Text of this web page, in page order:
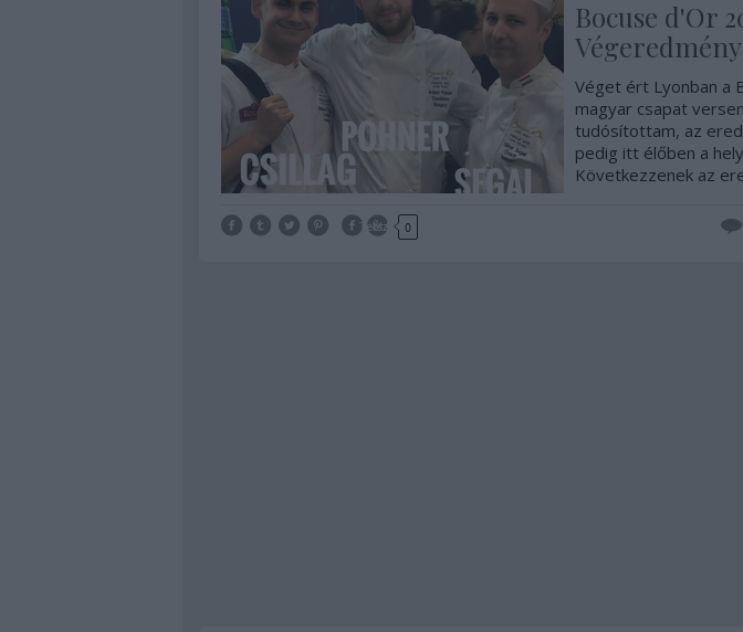
Bocuse d'Or
Végeredmény
Véget ért Lyonban a
magyar csapat
tudósítottam, az
pedig itt élőben a
Következzenek az
Tetszik 0